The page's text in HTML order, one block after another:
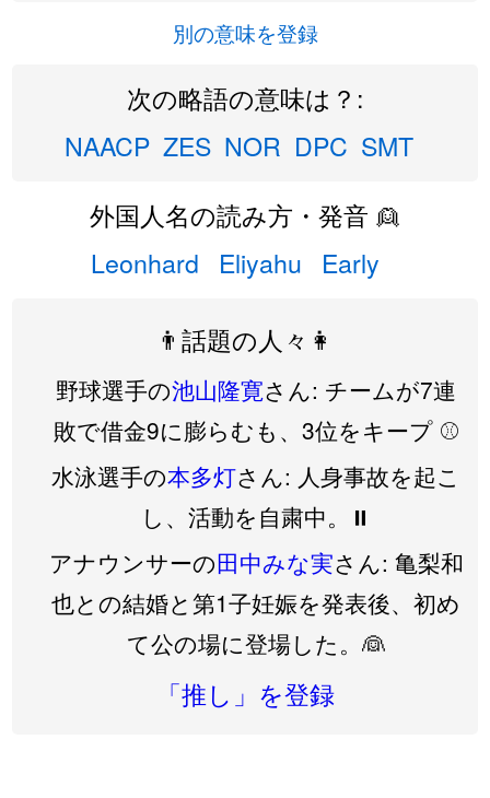
別の意味を登録
次の略語の意味は？:
NAACP ZES NOR DPC SMT
外国人名の読み方・発音 👱
Leonhard
Eliyahu Early
👨話題の人々👩
野球選手の池山隆寛さん: チームが7連
敗で借金9に膨らむも、3位をキープ ⚾️
水泳選手の本多灯さん: 人身事故を起こ
し、活動を自粛中。⏸️
アナウンサーの田中みな実さん: 亀梨和
也との結婚と第1子妊娠を発表後、初め
て公の場に登場した。👰
「推し」を登録